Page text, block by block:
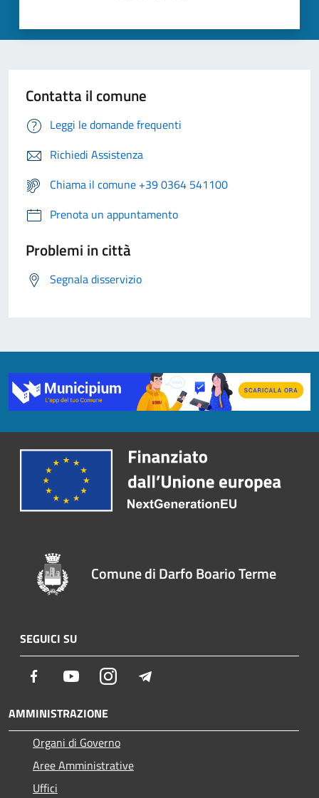
Contatta il comune
Leggi le domande frequenti
Richiedi Assistenza
Chiama il comune +39 0364 541100
Prenota un appuntamento
Problemi in città
Segnala disservizio
Comune di Darfo Boario Terme
SEGUICI SU
Facebook YoutubeInstagram
AMMINISTRAZIONE
Organi di Governo
Aree Amministrative
Uffici